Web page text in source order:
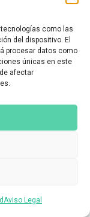
como las
del dispositivo. El
procesar datos como
únicas en este
afectar
Aviso Legal